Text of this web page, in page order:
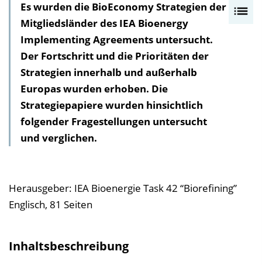
e
Es wurden die BioEconomy Strategien der
Mitgliedsländer des IEA Bioenergy
Implementing Agreements untersucht.
Der Fortschritt und die Prioritäten der
Strategien innerhalb und außerhalb
Europas wurden erhoben. Die
Strategiepapiere wurden hinsichtlich
folgender Fragestellungen untersucht
und verglichen.
Herausgeber: IEA Bioenergie Task 42 “Biorefining”
Englisch, 81 Seiten
Inhaltsbeschreibung